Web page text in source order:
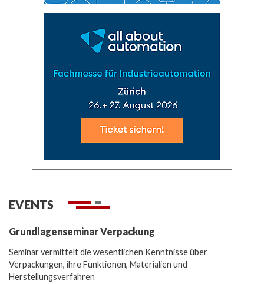
EVENTS
Grundlagenseminar Verpackung
Seminar vermittelt die wesentlichen Kenntnisse über
Verpackungen, ihre Funktionen, Materialien und
Herstellungsverfahren